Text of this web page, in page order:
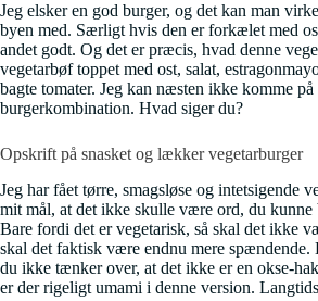
Jeg elsker en god burger, og det kan man
byen med. Særligt hvis den er forkælet med
andet godt. Og det er præcis, hvad denne
vegetarbøf toppet med ost, salat,
bagte tomater. Jeg kan næsten ikke komme på
burgerkombination. Hvad siger du?
Opskrift på snasket og lækker vegetarburger
Jeg har fået tørre, smagsløse og intetsigende
mit mål, at det ikke skulle være ord, du kunne
Bare fordi det er vegetarisk, så skal det ikke
skal det faktisk være endnu mere spændende.
du ikke tænker over, at det ikke er en okse-
er der rigeligt umami i denne version.